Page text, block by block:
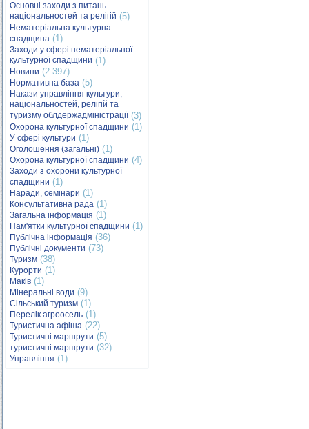
Основні заходи з питань
національностей та релігій (5)
Нематеріальна культурна
спадщина (1)
Заходи у сфері нематеріальної
культурної спадщини (1)
Новини (2 397)
Нормативна база (5)
Накази управління культури,
національностей, релігій та
туризму облдержадміністрації(3)
Охорона культурної спадщини (1)
У сфері культури (1)
Оголошення (загальні) (1)
Охорона культурної спадщини (4)
Заходи з охорони культурної
спадщини (1)
Наради, семінари (1)
Консультативна рада (1)
Загальна інформація (1)
Пам'ятки культурної спадщини (1)
Публічна інформація (36)
Публічні документи (73)
Туризм (38)
Курорти (1)
Маків (1)
Мінеральні води (9)
Сільський туризм (1)
Перелік агроосель (1)
Туристична афіша (22)
Туристичні маршрути (5)
туристичні маршрути (32)
Управління (1)